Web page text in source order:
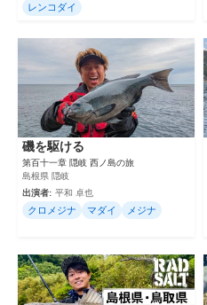
レンコダイ
磯を駆ける
第百十一章 隠岐 西ノ島の旅
島根県 隠岐
出演者: 平和 卓也
クロメジナ マダイ メジナ